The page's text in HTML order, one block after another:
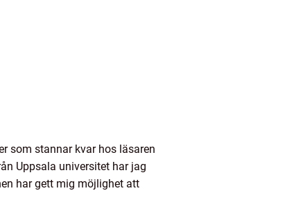
som stannar kvar hos läsaren
Uppsala universitet har jag
har gett mig möjlighet att